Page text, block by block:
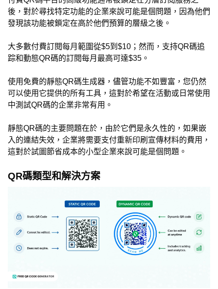
後，對於尋找特定功能的企業來說可能是個問題，因為他們
發現該功能被鎖定在高於他們預算的層級之後。
大多數付費訂閱每月範圍從$5到$10；然而，支持QR碼追
踪和動態QR碼的訂閱每月最高可達$35。
使用免費的靜態QR碼生成器，儘管功能不如豐富，您仍然
可以使用它提供的所有工具，這對於希望在活動或日常使用
中測試QR碼的企業非常有用。
靜態QR碼的主要問題在於，由於它們是永久性的，如果嵌
入的連結失效，企業將需要支付重新印刷宣傳材料的費用，
這對於試圖節省成本的小型企業來說可能是個問題。
QR碼類型和解決方案